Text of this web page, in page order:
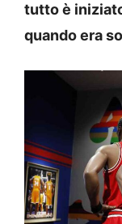
tutto è
quando era